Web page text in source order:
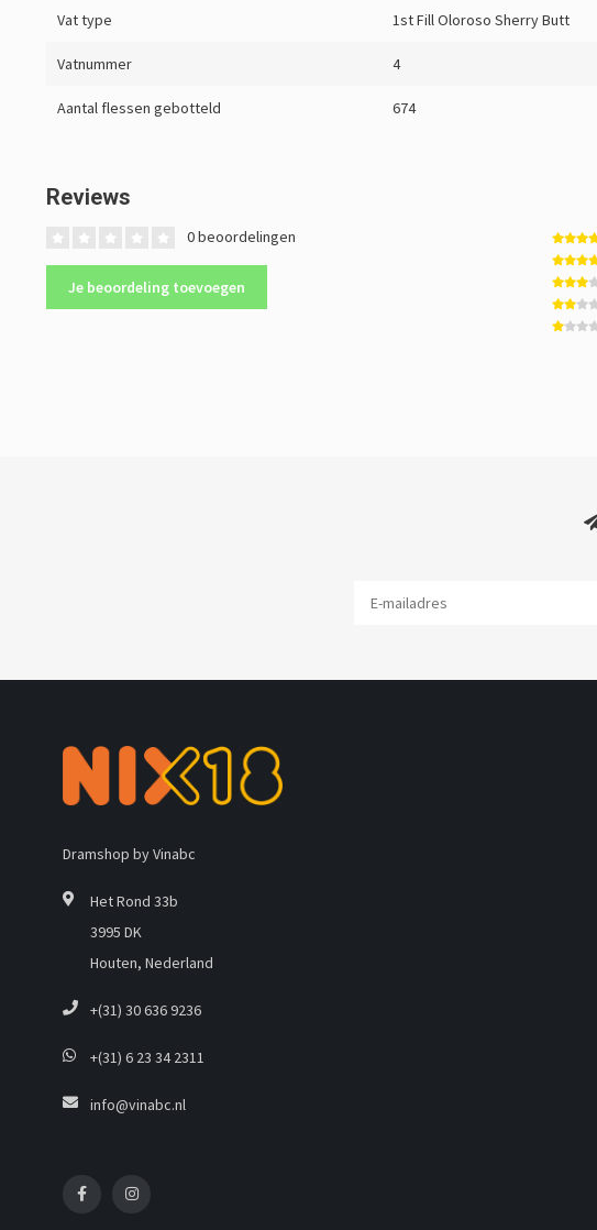
Vat type 1st Fill Oloroso Sherry Butt
Vatnummer 4
Aantal flessen gebotteld 674
Reviews
0 beoordelingen
Je beoordeling toevoegen
Dramshop by Vinabc
Het Rond 33b
3995 DK
Houten, Nederland
+(31) 30 636 9236
+(31) 6 23 34 2311
info@vinabc.nl